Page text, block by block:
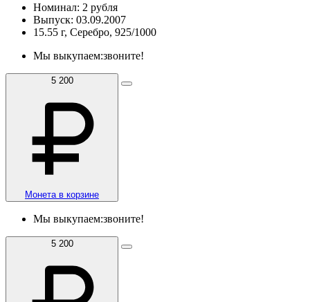
Номинал: 2 рубля
Выпуск: 03.09.2007
15.55 г, Серебро, 925/1000
Мы выкупаем:звоните!
5 200
Монета в корзине
Мы выкупаем:звоните!
5 200